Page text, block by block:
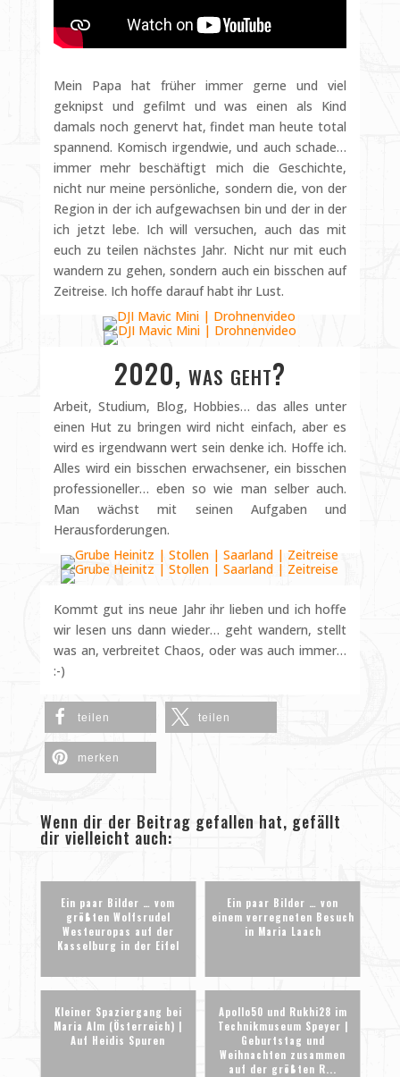
Mein Papa hat früher immer gerne und viel
geknipst und gefilmt und was einen als Kind
damals noch genervt hat, findet man heute total
spannend. Komisch irgendwie, und auch schade…
immer mehr beschäftigt mich die Geschichte,
nicht nur meine persönliche, sondern die, von der
Region in der ich aufgewachsen bin und der in der
ich jetzt lebe. Ich will versuchen, auch das mit
euch zu teilen nächstes Jahr. Nicht nur mit euch
wandern zu gehen, sondern auch ein bisschen auf
Zeitreise. Ich hoffe darauf habt ihr Lust.
2020, was geht?
Arbeit, Studium, Blog, Hobbies… das alles unter
einen Hut zu bringen wird nicht einfach, aber es
wird es irgendwann wert sein denke ich. Hoffe ich.
Alles wird ein bisschen erwachsener, ein bisschen
professioneller… eben so wie man selber auch.
Man wächst mit seinen Aufgaben und
Herausforderungen.
Kommt gut ins neue Jahr ihr lieben und ich hoffe
wir lesen uns dann wieder… geht wandern, stellt
was an, verbreitet Chaos, oder was auch immer…
:-)
teilen teilen
merken
Wenn dir der Beitrag gefallen hat, gefällt
dir vielleicht auch:
Ein paar Bilder … vom
größten Wolfsrudel
Westeuropas auf der
Kasselburg in der Eifel
Ein paar Bilder … von
einem verregneten Besuch
in Maria Laach
Kleiner Spaziergang bei
Maria Alm (Österreich) |
Auf Heidis Spuren
Apollo50 und Rukhi28 im
Technikmuseum Speyer |
Geburtstag und
Weihnachten zusammen
auf der größten R...